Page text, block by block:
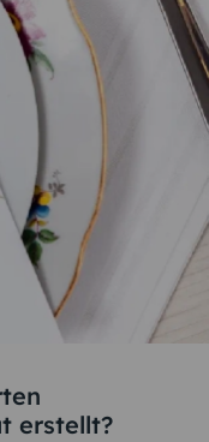
erstellt?